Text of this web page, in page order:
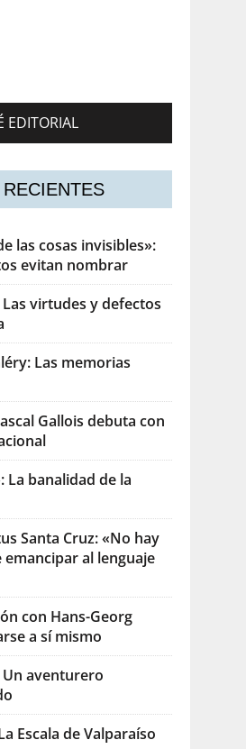
EDITORIAL
las cosas invisibles»:
evitan nombrar
virtudes y defectos
Las memorias
Gallois debuta con
La banalidad de la
Santa Cruz: «No hay
al lenguaje
con Hans-Georg
a sí mismo
aventurero
Escala de Valparaíso